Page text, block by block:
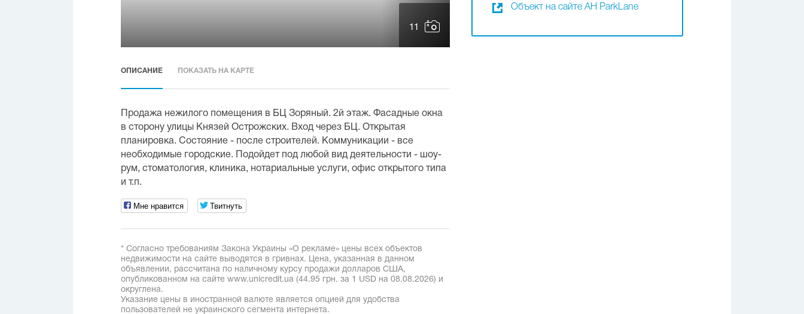
11
Объект на сайте АН ParkLane
ОПИСАНИЕ ПОКАЗАТЬ НА КАРТЕ
Продажа нежилого помещения в БЦ Зоряный. 2й этаж. Фасадные окна
в сторону улицы Князей Острожских. Вход через БЦ. Открытая
планировка. Состояние - после строителей. Коммуникации - все
необходимые городские. Подойдет под любой вид деятельности - шоу-
рум, стоматология, клиника, нотариальные услуги, офис открытого типа
и т.п.
Мне нравится Твитнуть
* Согласно требованиям Закона Украины «О рекламе» цены всех объектов
недвижимости на сайте выводятся в гривнах. Цена, указанная в данном
объявлении, рассчитана по наличному курсу продажи долларов США,
опубликованном на сайте www.unicredit.ua (44.95 грн. за 1 USD на 08.08.2026) и
округлена.
Указание цены в иностранной валюте является опцией для удобства
пользователей не украинского сегмента интернета.